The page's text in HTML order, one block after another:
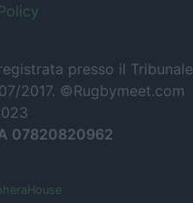
presso il Tribunale
2017. ©Rugbymeet.com
07820820962